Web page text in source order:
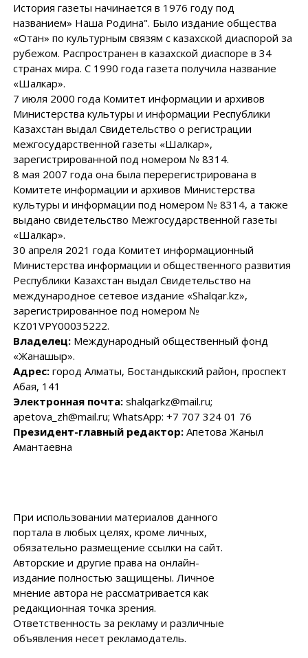
История газеты начинается в 1976 году под
названием» Наша Родина". Было издание общества
«Отан» по культурным связям с казахской диаспорой за
рубежом. Распространен в казахской диаспоре в 34
странах мира. С 1990 года газета получила название
«Шалкар».
7 июля 2000 года Комитет информации и архивов
Министерства культуры и информации Республики
Казахстан выдал Свидетельство о регистрации
межгосударственной газеты «Шалкар»,
зарегистрированной под номером № 8314.
8 мая 2007 года она была перерегистрирована в
Комитете информации и архивов Министерства
культуры и информации под номером № 8314, а также
выдано свидетельство Межгосударственной газеты
«Шалкар».
30 апреля 2021 года Комитет информационный
Министерства информации и общественного развития
Республики Казахстан выдал Свидетельство на
международное сетевое издание «Shalqar.kz»,
зарегистрированное под номером №
KZ01VPY00035222.
Владелец:Международный общественный фонд
«Жанашыр».
Адрес:город Алматы, Бостандыкский район, проспект
Абая, 141
Электронная почта:shalqarkz@mail.ru;
apetova_zh@mail.ru; WhatsApp: +7 707 324 01 76
Президент-главный редактор:Апетова Жаныл
Амантаевна
При использовании материалов данного
портала в любых целях, кроме личных,
обязательно размещение ссылки на сайт.
Авторские и другие права на онлайн-
издание полностью защищены. Личное
мнение автора не рассматривается как
редакционная точка зрения.
Ответственность за рекламу и различные
объявления несет рекламодатель.